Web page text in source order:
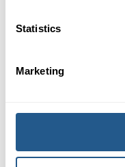
Statistics
Marketing
Sweden